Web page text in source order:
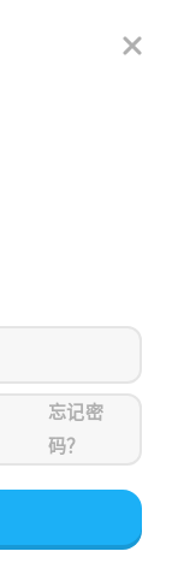
忘记密
码？